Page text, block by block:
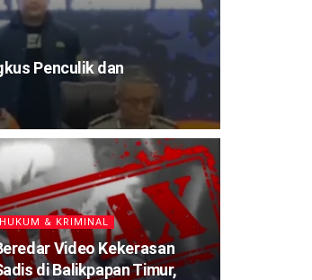
Penculik dan
HUKUM & KRIMINAL
Video Kekerasan
di Balikpapan Timur,